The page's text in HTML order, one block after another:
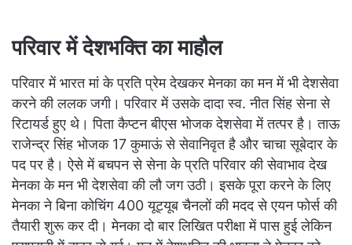
परिवार में देशभक्ति का माहौल
परिवार में भारत मां के प्रति प्रेम देखकर मेनका का मन में भी देशसेवा
करने की ललक जगी। परिवार में उसके दादा स्व. नीत सिंह सेना से
रिटायर्ड हुए थे। पिता कैप्टन बीएस भोजक देशसेवा में तत्पर है। ताऊ
राजेन्द्र सिंह भोजक 17 कुमाऊं से सेवानिवृत है और चाचा सूबेदार के
पद पर है। ऐसे में बचपन से सेना के प्रति परिवार की सेवाभाव देख
मेनका के मन भी देशसेवा की लौ जग उठी। इसके पूरा करने के लिए
मेनका ने बिना कोचिंग 400 यूट्यूब चैनलों की मदद से एयन फोर्स की
तैयारी शुरू कर दी। मेनका दो बार लिखित परीक्षा में पास हुई लेकिन